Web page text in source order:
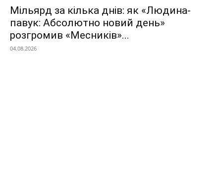
Мільярд за кілька днів: як «Людина-
павук: Абсолютно новий день»
розгромив «Месників»...
04.08.2026